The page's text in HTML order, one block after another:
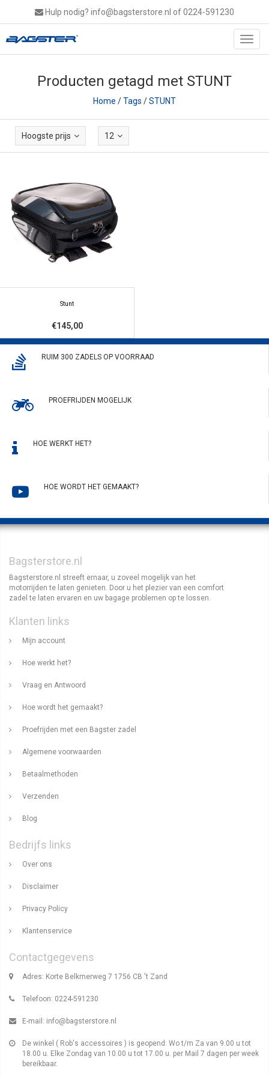
Hulp nodig? info@bagsterstore.nl of 0224-591230
Producten getagd met STUNT
Home /Tags /STUNT
Hoogste prijs 12
Stunt
€145,00
RUIM 300 ZADELS OP VOORRAAD
PROEFRIJDEN MOGELIJK
HOE WERKT HET?
HOE WORDT HET GEMAAKT?
Bagsterstore.nl
Bagsterstore.nl streeft ernaar, u zoveel mogelijk van het
motorrijden te laten genieten. Door u het plezier van een comfort
zadel te laten ervaren en uw bagage problemen op te lossen.
Klanten links
Mijn account
Hoe werkt het?
Vraag en Antwoord
Hoe wordt het gemaakt?
Proefrijden met een Bagster zadel
Algemene voorwaarden
Betaalmethoden
Verzenden
Blog
Bedrijfs links
Over ons
Disclaimer
Privacy Policy
Klantenservice
Contactgegevens
Adres: Korte Belkmerweg 7 1756 CB 't Zand
Telefoon: 0224-591230
E-mail: info@bagsterstore.nl
De winkel ( Rob's accessoires ) is geopend: Wo t/m Za van 9.00 u tot
18.00 u. Elke Zondag van 10.00 u tot 17.00 u. per Mail 7 dagen per week
bereikbaar.